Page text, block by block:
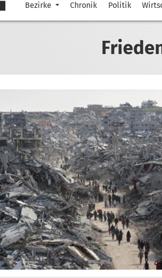
Bezirke Chronik Politik